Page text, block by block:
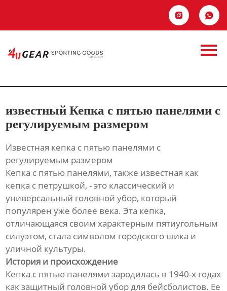
 
Контакты
известный Кепка с
регулируемым
размером
известный Кепка с пятью панелями с
регулируемым размером
Известная кепка с пятью панелями с
регулируемым размером
Кепка с пятью панелями, также известная как
кепка с петрушкой, - это классический и
универсальный головной убор, который
популярен уже более века. Эта кепка,
отличающаяся своим характерным пятиугольным
силуэтом, стала символом городского шика и
уличной культуры.
История и происхождение
Кепка с пятью панелями зародилась в 1940-х годах
как защитный головной убор для бейсболистов. Ее